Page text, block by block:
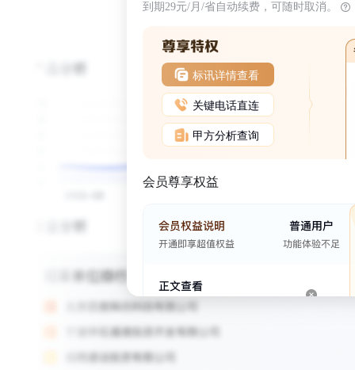
到期29元/月/省自动续费，可随时取消。
标讯详情查看
关键电话直连
甲方分析查询
会员尊享权益